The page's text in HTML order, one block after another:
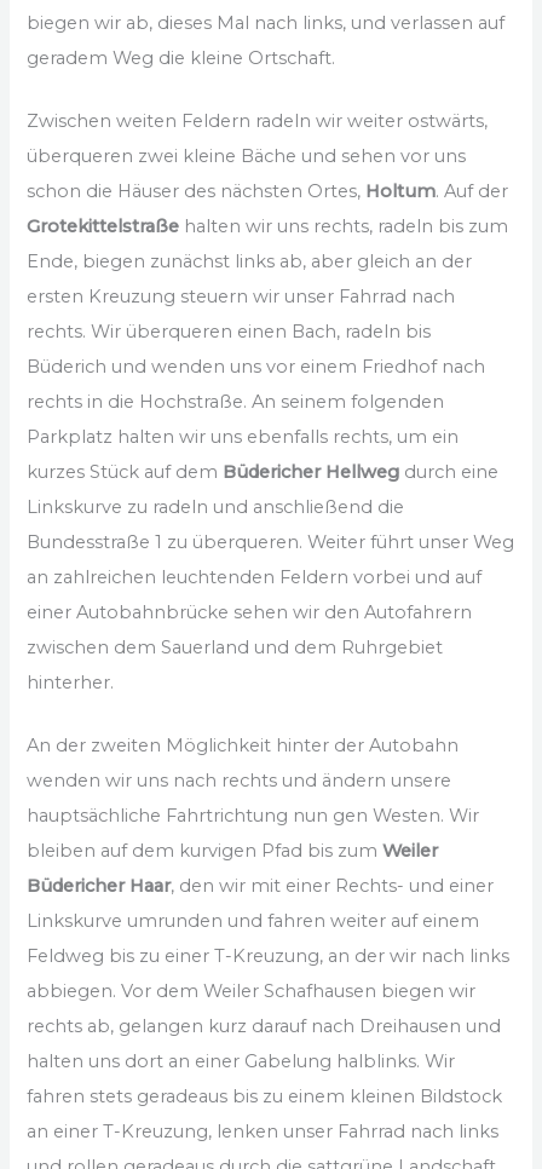
biegen wir ab, dieses Mal nach links, und verlassen auf
geradem Weg die kleine Ortschaft.
Zwischen weiten Feldern radeln wir weiter ostwärts,
überqueren zwei kleine Bäche und sehen vor uns
schon die Häuser des nächsten Ortes, Holtum. Auf der
Grotekittelstraße halten wir uns rechts, radeln bis zum
Ende, biegen zunächst links ab, aber gleich an der
ersten Kreuzung steuern wir unser Fahrrad nach
rechts. Wir überqueren einen Bach, radeln bis
Büderich und wenden uns vor einem Friedhof nach
rechts in die Hochstraße. An seinem folgenden
Parkplatz halten wir uns ebenfalls rechts, um ein
kurzes Stück auf dem Büdericher Hellweg durch eine
Linkskurve zu radeln und anschließend die
Bundesstraße 1 zu überqueren. Weiter führt unser Weg
an zahlreichen leuchtenden Feldern vorbei und auf
einer Autobahnbrücke sehen wir den Autofahrern
zwischen dem Sauerland und dem Ruhrgebiet
hinterher.
An der zweiten Möglichkeit hinter der Autobahn
wenden wir uns nach rechts und ändern unsere
hauptsächliche Fahrtrichtung nun gen Westen. Wir
bleiben auf dem kurvigen Pfad bis zumWeiler
Büdericher Haar, den wir mit einer Rechts- und einer
Linkskurve umrunden und fahren weiter auf einem
Feldweg bis zu einer T-Kreuzung, an der wir nach links
abbiegen. Vor dem Weiler Schafhausen biegen wir
rechts ab, gelangen kurz darauf nach Dreihausen und
halten uns dort an einer Gabelung halblinks. Wir
fahren stets geradeaus bis zu einem kleinen Bildstock
an einer T-Kreuzung, lenken unser Fahrrad nach links